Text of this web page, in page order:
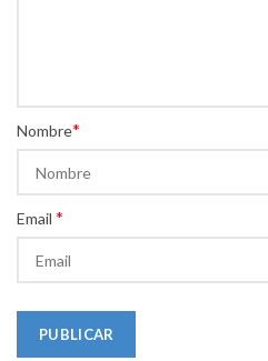
Nombre*
Email *